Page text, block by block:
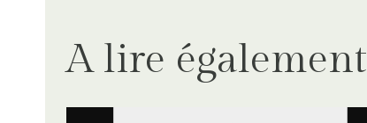
A lire également